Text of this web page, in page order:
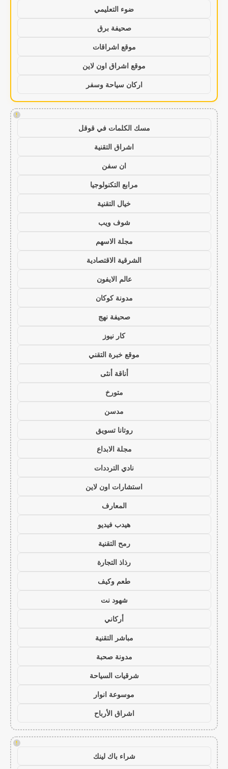
ضوء التعليمي
صحيفة برق
موقع اشراقات
موقع اشراق اون لاين
اركان سياحة وسفر
!
مسك الكلمات في قوقل
اشراق التقنية
ان سفن
مرابع التكنولوجيا
خيال التقنية
شوف ويب
مجلة الاسهم
الشرقية الاقتصادية
عالم الايفون
مدونة كوكان
صحيفة نهج
كار نيوز
موقع خبرة التقني
أناقة أنثى
متورخ
مدسن
روتانا تسويق
مجلة الابداع
نادي الترددات
استشارات اون لاين
المعارف
هيدب فيديو
رمح التقنية
رذاذ التجارة
طعم وكيف
شهود نت
أركاني
مباشر التقنية
مدونة صحبة
شرقيات السياحة
موسوعة انوار
اشراق الأرباح
!
شراء باك لينك